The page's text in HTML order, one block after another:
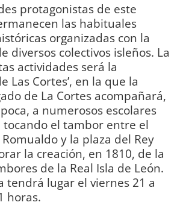
protagonistas de este
las habituales
organizadas con la
diversos colectivos isleños. La
actividades será la
Las Cortes’, en la que la
de La Cortes acompañará,
a numerosos escolares
el tambor entre el
y la plaza del Rey
la creación, en 1810, de la
de la Real Isla de León.
tendrá lugar el viernes 21 a
horas.